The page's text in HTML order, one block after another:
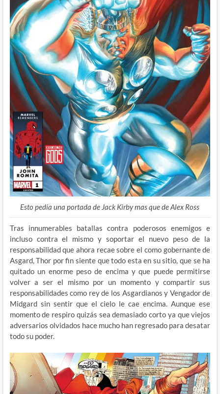
Esto pedía una portada de Jack Kirby mas que de Alex Ross
Tras innumerables batallas contra poderosos enemigos e
incluso contra el mismo y soportar el nuevo peso de la
responsabilidad que ahora recae sobre el como gobernante de
Asgard, Thor por fin siente que todo esta en su sitio, que se ha
quitado un enorme peso de encima y que puede permitirse
volver a ser el mismo por un momento y compartir sus
responsabilidades como rey de los Asgardianos y Vengador de
Midgard sin sentir que el cielo le cae encima. Aunque ese
momento de respiro quizás sea demasiado corto ya que viejos
adversarios olvidados hace mucho han regresado para desatar
todo su poder.